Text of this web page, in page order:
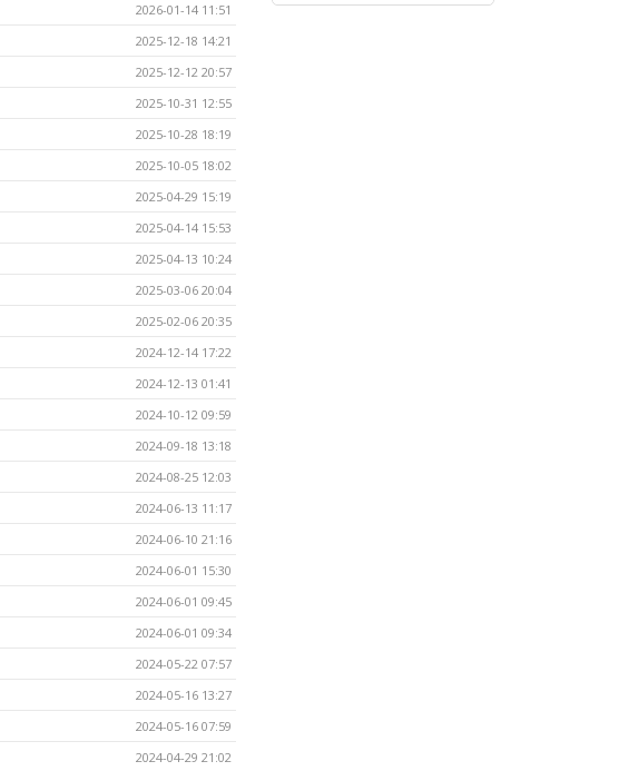
2026-01-14 11:51
2025-12-18 14:21
2025-12-12 20:57
2025-10-31 12:55
2025-10-28 18:19
2025-10-05 18:02
2025-04-29 15:19
2025-04-14 15:53
2025-04-13 10:24
2025-03-06 20:04
2025-02-06 20:35
2024-12-14 17:22
2024-12-13 01:41
2024-10-12 09:59
2024-09-18 13:18
2024-08-25 12:03
2024-06-13 11:17
2024-06-10 21:16
2024-06-01 15:30
2024-06-01 09:45
2024-06-01 09:34
2024-05-22 07:57
2024-05-16 13:27
2024-05-16 07:59
2024-04-29 21:02